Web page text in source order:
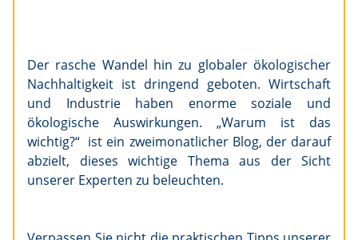
Der rasche Wandel hin zu globaler ökologischer
Nachhaltigkeit ist dringend geboten. Wirtschaft
und Industrie haben enorme soziale und
ökologische Auswirkungen. „Warum ist das
wichtig?“ ist ein zweimonatlicher Blog, der darauf
abzielt, dieses wichtige Thema aus der Sicht
unserer Experten zu beleuchten.